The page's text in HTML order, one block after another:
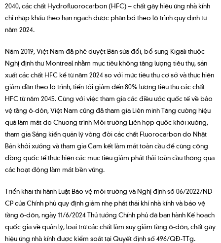
2040, các chất Hydrofluorocarbon (HFC) – chất gây hiệu ứng nhà kính
chỉ nhập khẩu theo hạn ngạch được phân bổ theo lộ trình quy định từ
năm 2024.
Năm 2019, Việt Nam đã phê duyệt Bản sửa đổi, bổ sung Kigali thuộc
Nghị định thư Montreal nhằm mục tiêu không tăng lượng tiêu thụ, sản
xuất các chất HFC kể từ năm 2024 so với mức tiêu thụ cơ sở và thực hiện
giảm dần theo lộ trình, tiến tới giảm đến 80% lượng tiêu thụ các chất
HFC từ năm 2045. Cùng với việc tham gia các điều ước quốc tế về bảo
vệ tầng ô-dôn, Việt Nam cũng đã tham gia Liên minh Tăng cường hiệu
quả làm mát do Chương trình Môi trường Liên hợp quốc khởi xướng,
tham gia Sáng kiến quản lý vòng đời các chất Fluorocarbon do Nhật
Bản khởi xướng và tham gia Cam kết làm mát toàn cầu để cùng cộng
đồng quốc tế thực hiện các mục tiêu giảm phát thải toàn cầu thông qua
các hoạt động làm mát bền vững.
Triển khai thi hành Luật Bảo vệ môi trường và Nghị định số 06/2022/NĐ-
CP của Chính phủ quy định giảm nhẹ phát thải khí nhà kính và bảo vệ
tầng ô-dôn, ngày 11/6/2024 Thủ tướng Chính phủ đã ban hành Kế hoạch
quốc gia về quản lý, loại trừ các chất làm suy giảm tầng ô-dôn, chất gây
hiệu ứng nhà kính được kiểm soát tại Quyết định số 496/QĐ-TTg.